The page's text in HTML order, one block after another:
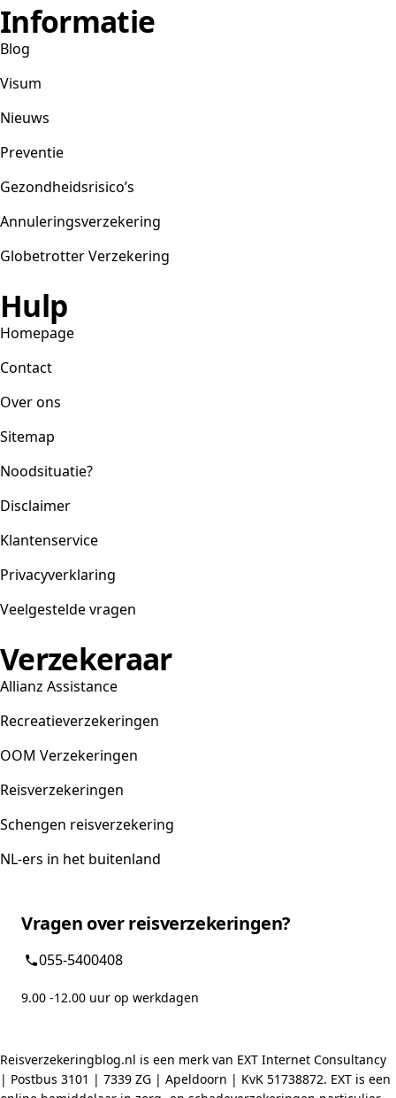
Informatie
Blog
Visum
Nieuws
Preventie
Gezondheidsrisico’s
Annuleringsverzekering
Globetrotter Verzekering
Hulp
Homepage
Contact
Over ons
Sitemap
Noodsituatie?
Disclaimer
Klantenservice
Privacyverklaring
Veelgestelde vragen
Verzekeraar
Allianz Assistance
Recreatieverzekeringen
OOM Verzekeringen
Reisverzekeringen
Schengen reisverzekering
NL-ers in het buitenland
Vragen over reisverzekeringen?
055-5400408
9.00 -12.00 uur op werkdagen
Reisverzekeringblog.nl is een merk van EXT Internet Consultancy
| Postbus 3101 | 7339 ZG | Apeldoorn | KvK 51738872. EXT is een